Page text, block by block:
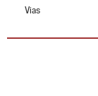
Vias